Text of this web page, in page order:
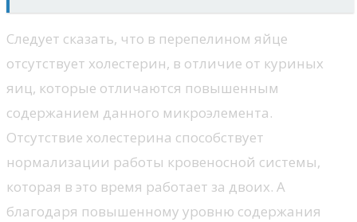
Следует сказать, что в перепелином яйце
отсутствует холестерин, в отличие от куриных
яиц, которые отличаются повышенным
содержанием данного микроэлемента.
Отсутствие холестерина способствует
нормализации работы кровеносной системы,
которая в это время работает за двоих. А
благодаря повышенному уровню содержания